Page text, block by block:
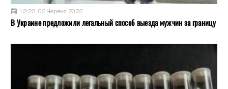
12:22, 02 Червня 2022
В Украине предложили легальный способ выезда мужчин за границу